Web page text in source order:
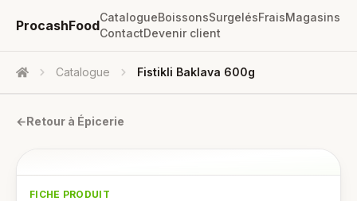
ProcashFood
CatalogueBoissonsSurgelésFraisMagasins
ContactDevenir client
Accueil Catalogue Fistikli Baklava 600g
←Retour à Épicerie
FICHE PRODUIT